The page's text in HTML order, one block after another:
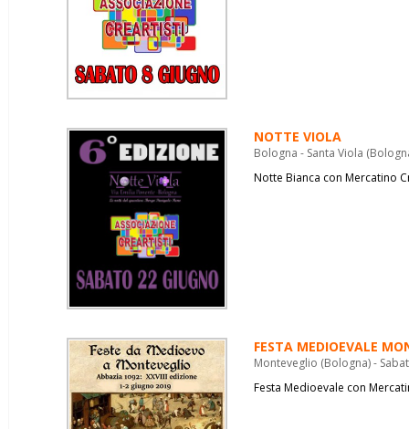
NOTTE VIOLA
Bologna - Santa Viola
Notte Bianca con Mercatino
FESTA MEDIOEVALE
Monteveglio (Bologna) -
Festa Medioevale con